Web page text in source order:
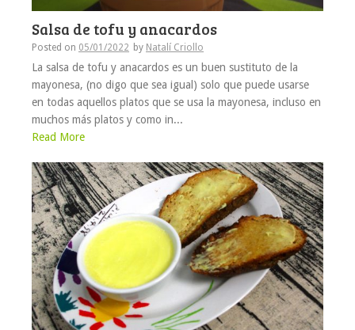
Salsa de tofu y anacardos
Posted on 05/01/2022 by Natalí Criollo
La salsa de tofu y anacardos es un buen sustituto de la
mayonesa, (no digo que sea igual) solo que puede usarse
en todas aquellos platos que se usa la mayonesa, incluso en
muchos más platos y como in...
Read More